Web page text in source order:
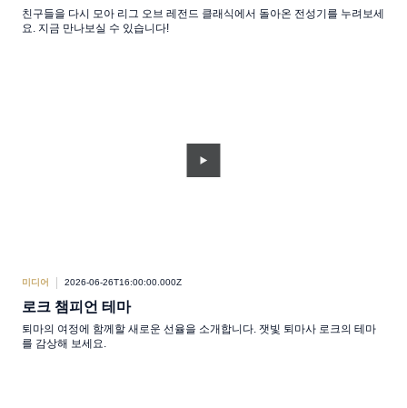
친구들을 다시 모아 리그 오브 레전드 클래식에서 돌아온 전성기를 누려보세
요. 지금 만나보실 수 있습니다!
미디어 2026-06-26T16:00:00.000Z
로크 챔피언 테마
퇴마의 여정에 함께할 새로운 선율을 소개합니다. 잿빛 퇴마사 로크의 테마
를 감상해 보세요.